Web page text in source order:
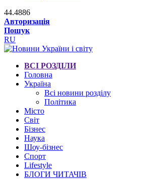
44.4886
Авторизація
Пошук
RU
ВСІ РОЗДІЛИ
Головна
Україна
Всі новини розділу
Політика
Місто
Світ
Бізнес
Наука
Шоу-бізнес
Спорт
Lifestyle
БЛОГИ ЧИТАЧІВ